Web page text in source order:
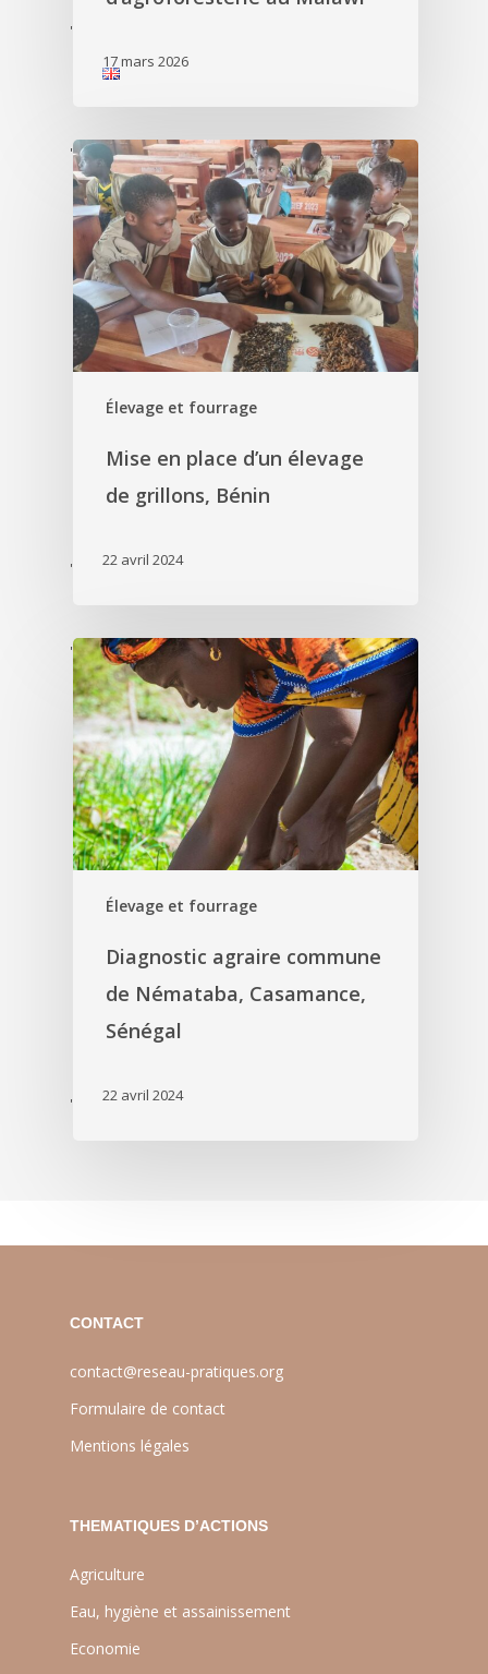
'
17 mars 2026
'
'
Élevage et fourrage
Mise en place d’un élevage
de grillons, Bénin
22 avril 2024
'
'
Élevage et fourrage
Diagnostic agraire commune
de Némataba, Casamance,
Sénégal
22 avril 2024
CONTACT
contact@reseau-pratiques.org
Formulaire de contact
Mentions légales
THEMATIQUES D’ACTIONS
Agriculture
Eau, hygiène et assainissement
Economie